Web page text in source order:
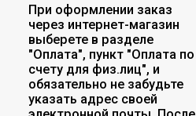
При оформлении заказ
через интернет-магазин
выберете в разделе
"Оплата", пункт "Оплата по
счету для физ.лиц", и
обязательно не забудьте
указать адрес своей